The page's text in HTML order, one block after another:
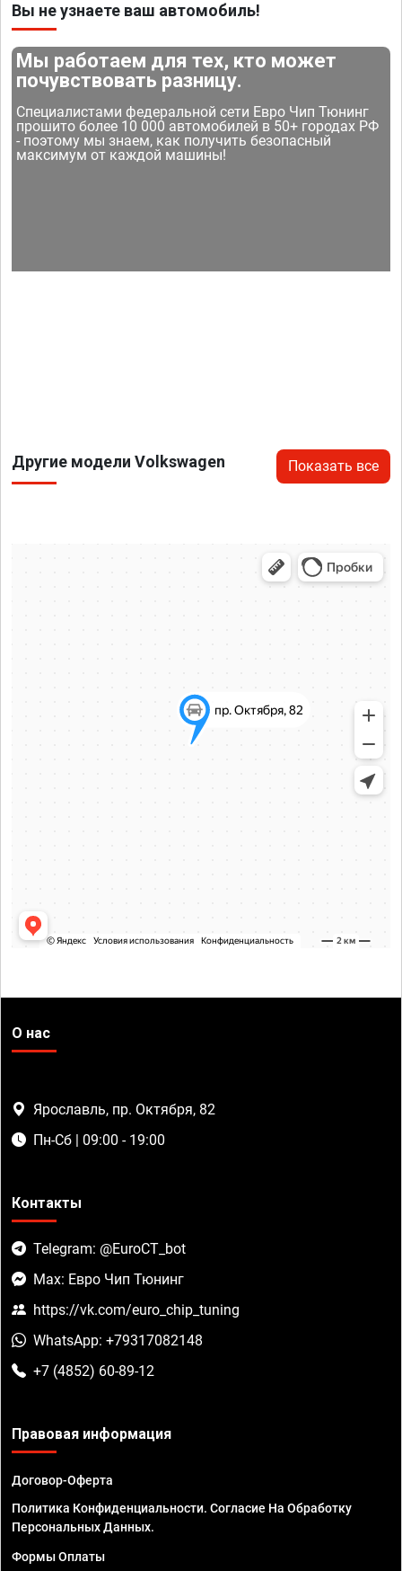
Вы не узнаете ваш автомобиль!
Мы работаем для тех, кто может
почувствовать разницу.
Специалистами федеральной сети Евро Чип Тюнинг
прошито более 10 000 автомобилей в 50+ городах РФ
- поэтому мы знаем, как получить безопасный
максимум от каждой машины!
Другие модели Volkswagen Показать все
О нас
Ярославль, пр. Октября, 82
Пн-Сб | 09:00 - 19:00
Контакты
Telegram: @EuroCT_bot
Max: Евро Чип Тюнинг
https://vk.com/euro_chip_tuning
WhatsApp: +79317082148
+7 (4852) 60-89-12
Правовая информация
Договор-Оферта
Политика Конфиденциальности. Согласие На Обработку
Персональных Данных.
Формы Оплаты